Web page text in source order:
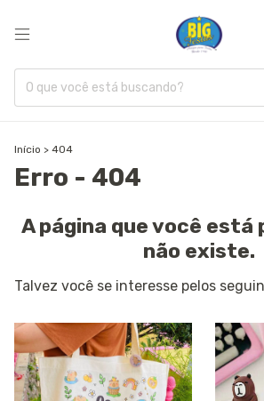
Início > 404
Erro - 404
A página que você está
não existe.
Talvez você se interesse pelos